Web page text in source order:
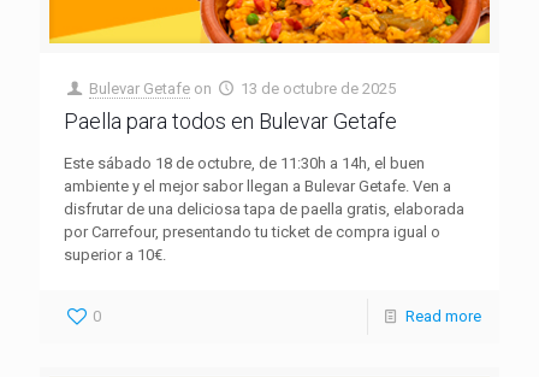
Bulevar Getafe on 13 de octubre de 2025
Paella para todos en Bulevar Getafe
Este sábado 18 de octubre, de 11:30h a 14h, el buen
ambiente y el mejor sabor llegan a Bulevar Getafe. Ven a
disfrutar de una deliciosa tapa de paella gratis, elaborada
por Carrefour, presentando tu ticket de compra igual o
superior a 10€.
0 Read more